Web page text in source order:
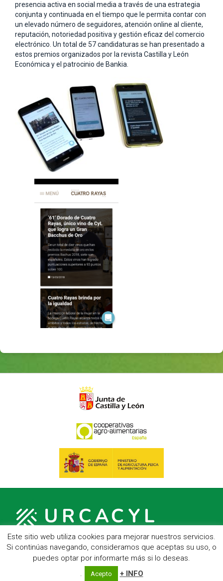
presencia activa en social media a través de una estrategia
conjunta y continuada en el tiempo que le permita contar con
un elevado número de seguidores, atención online al cliente,
reputación, notoriedad positiva y gestión eficaz del comercio
electrónico. Un total de 57 candidaturas se han presentado a
estos premios organizados por la revista Castilla y León
Económica y el patrocinio de Bankia.
C/ Hípica, 1, entreplanta - 47007 Valladolid
Telf.: 983 23 95 15 - Fax: 983 22 23 56 -
Este sitio web utiliza cookies para mejorar nuestros servicios.
Si continúas navegando, consideramos que aceptas su uso, o
puedes optar por informarte más si lo deseas.
.
Acepto + INFO